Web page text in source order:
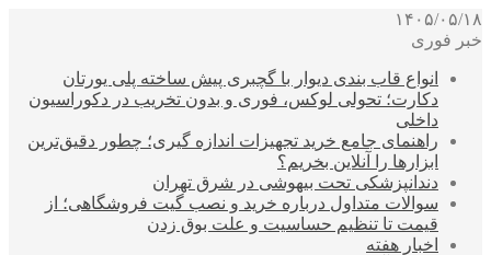
۱۴۰۵/۰۵/۱۸
خبر فوری
انواع قاب بندی دیوار با گچبری پیش ساخته پلی یورتان
دکارت؛ تحولی لوکس، فوری و بدون تخریب در دکوراسیون
داخلی
راهنمای جامع خرید تجهیزات اندازه گیری؛ چطور دقیق‌ترین
ابزارها را آنلاین بخریم؟
دندانپزشکی تحت بیهوشی در شرق تهران
سوالات متداول درباره خرید و نصب گیت فروشگاهی؛ از
قیمت تا تنظیم حساسیت و علت بوق زدن
اخبار هفته